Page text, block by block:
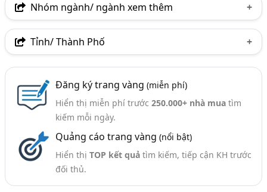
Nhóm ngành/ ngành xem thêm
Ngành nghề
Ngành xem thêm
Thực Phẩm Chức Năng (499)
Thực Phẩm Bổ Dưỡng (119)
Tỉnh/ Thành Phố
Long An
Đăng ký trang vàng (miễn phí)
Hiển thị miễn phí trước 250.000+ nhà muatìm
kiếm mỗi ngày.
Quảng cáo trang vàng (nổi bật)
Hiển thị TOP kết quảtìm kiếm, tiếp cận KH trước
đối thủ.